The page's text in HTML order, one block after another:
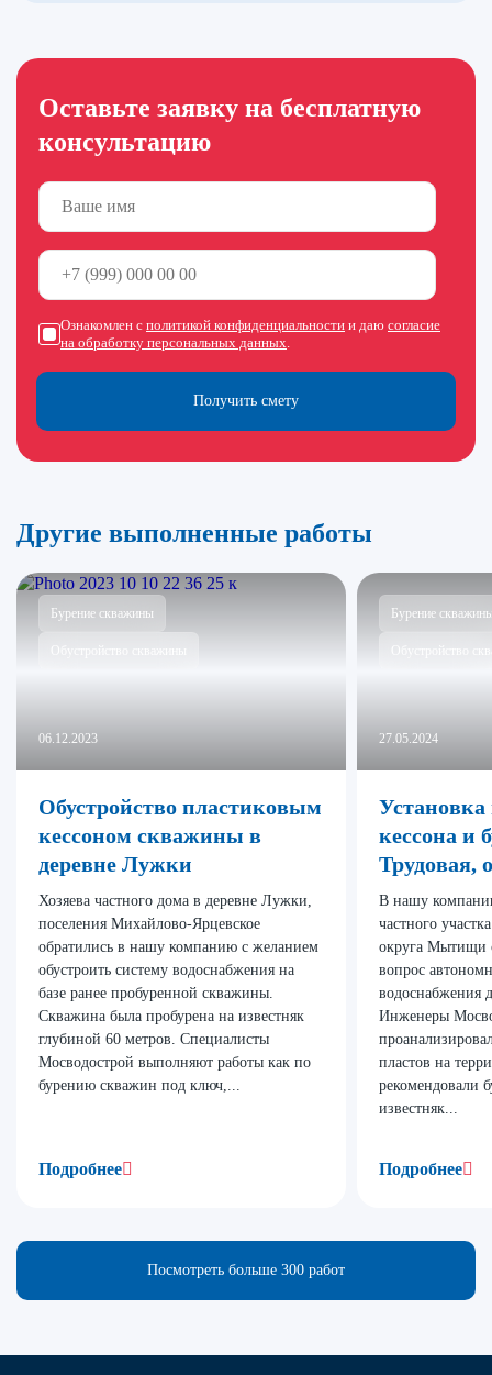
Оставьте заявку на бесплатную
консультацию
Получить смету
Ознакомлен с политикой конфиденциальности и даю согласие
на обработку персональных данных.
Другие выполненные работы
Бурение скважины
06.12.2023
Обустройство пластиковым
кессоном скважины в
деревне Лужки
Хозяева частного дома в деревне Лужки,
поселения Михайлово-Ярцевское
обратились в нашу компанию с желанием
обустроить систему водоснабжения на
базе ранее пробуренной скважины.
Скважина была пробурена на известняк
глубиной 60 метров. Специалисты
Мосводострой выполняют работы как по
бурению скважин под ключ,...
Подробнее
Бурение
Обустройство
27.05.2024
Установка
кессона и
В нашу
частного
округа Мытищи
вопрос
водоснабжения
Инженеры
пластов на
рекомендовали
известняк...
Подробнее
Посмотреть больше 300 работ